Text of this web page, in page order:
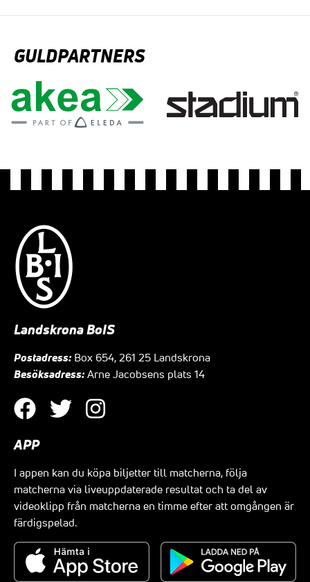
GULDPARTNERS
Landskrona BoIS
Postadress: Box 654, 261 25 Landskrona
Besöksadress: Arne Jacobsens plats 14
APP
I appen kan du köpa biljetter till matcherna, följa
matcherna via liveuppdaterade resultat och ta del av
videoklipp från matcherna en timme efter att omgången är
färdigspelad.